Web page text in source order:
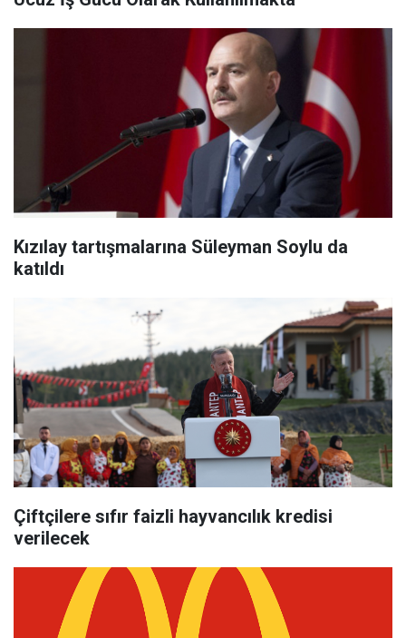
Kızılay tartışmalarına Süleyman Soylu da
katıldı
Çiftçilere sıfır faizli hayvancılık kredisi
verilecek